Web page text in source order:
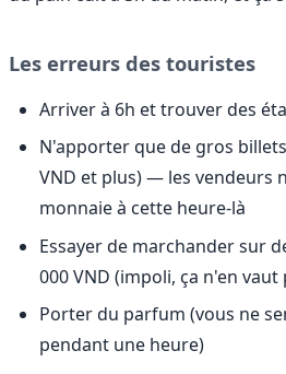
Les erreurs des touristes
Arriver à 6h et trouver des
N'apporter que de gros
VND et plus) — les vendeurs
monnaie à cette heure-là
Essayer de marchander sur
000 VND (impoli, ça n'en vaut
Porter du parfum (vous ne
pendant une heure)